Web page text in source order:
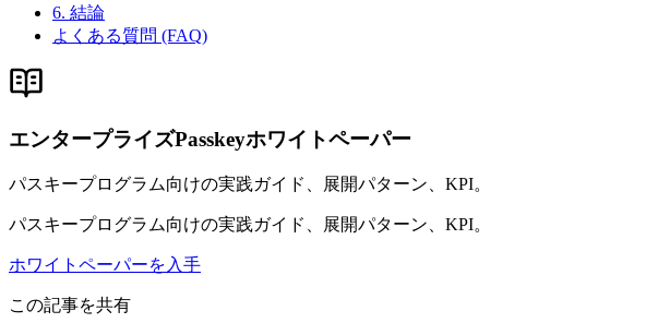
6. 結論
よくある質問 (FAQ)
エンタープライズPasskeyホワイトペーパー
パスキープログラム向けの実践ガイド、展開パターン、KPI。
パスキープログラム向けの実践ガイド、展開パターン、KPI。
ホワイトペーパーを入手
この記事を共有